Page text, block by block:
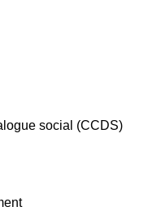
social (CCDS)